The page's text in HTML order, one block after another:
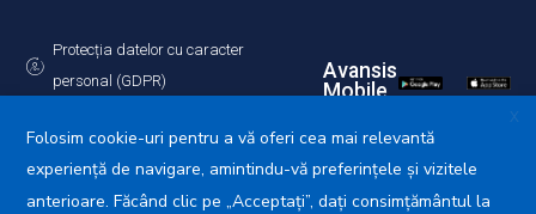
Protecția datelor cu caracter
personal (GDPR)
Avansis
Mobile
X
Folosim cookie-uri pentru a vă oferi cea mai relevantă
experiență de navigare, amintindu-vă preferințele și vizitele
anterioare. Făcând clic pe „Acceptați”, dați consimțământul la